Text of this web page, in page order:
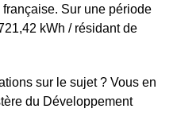
Sur une période
kWh / résidant de
sur le sujet ? Vous en
du Développement